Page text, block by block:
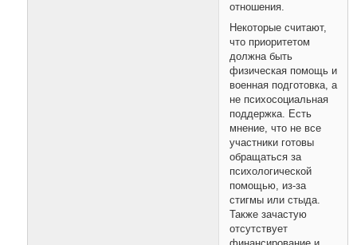
отношения.
Некоторые считают,
что приоритетом
должна быть
физическая помощь и
военная подготовка, а
не психосоциальная
поддержка. Есть
мнение, что не все
участники готовы
обращаться за
психологической
помощью, из-за
стигмы или стыда.
Также зачастую
отсутствует